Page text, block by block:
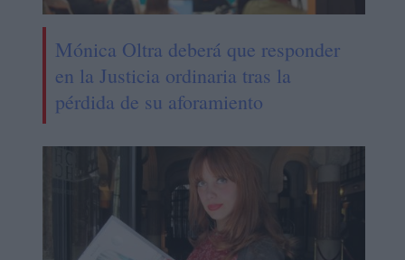
Mónica Oltra deberá que responder
en la Justicia ordinaria tras la
pérdida de su aforamiento